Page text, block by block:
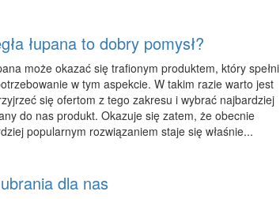
łupana to dobry pomysł?
może okazać się trafionym produktem, który spełni
w tym aspekcie. W takim razie warto jest
się ofertom z tego zakresu i wybrać najbardziej
do nas produkt. Okazuje się zatem, że obecnie
popularnym rozwiązaniem staje się właśnie...
dla nas